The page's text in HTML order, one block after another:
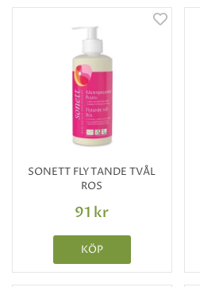
SONETT FLYTANDE TVÅL
ROS
91 kr
KÖP